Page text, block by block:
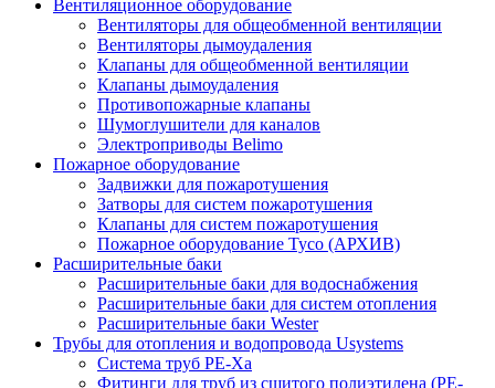
Вентиляционное оборудование
Вентиляторы для общеобменной вентиляции
Вентиляторы дымоудаления
Клапаны для общеобменной вентиляции
Клапаны дымоудаления
Противопожарные клапаны
Шумоглушители для каналов
Электроприводы Belimo
Пожарное оборудование
Задвижки для пожаротушения
Затворы для систем пожаротушения
Клапаны для систем пожаротушения
Пожарное оборудование Tyco (АРХИВ)
Расширительные баки
Расширительные баки для водоснабжения
Расширительные баки для систем отопления
Расширительные баки Wester
Трубы для отопления и водопровода Usystems
Система труб PE-Xa
Фитинги для труб из сшитого полиэтилена (PE-